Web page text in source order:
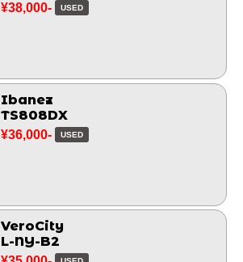
¥38,000- USED
Ibanez
TS808DX
¥36,000- USED
VeroCity
L-NY-B2